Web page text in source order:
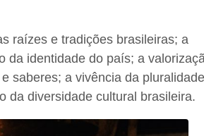
raízes e tradições brasileiras; a
da identidade do país; a
saberes; a vivência da pluralidade
da diversidade cultural brasileira.